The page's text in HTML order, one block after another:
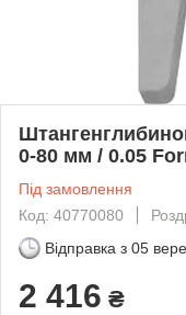
0-80 мм / 0.05
Під замовлення
Код: 40770080
Відправка з 05
2 416 ₴